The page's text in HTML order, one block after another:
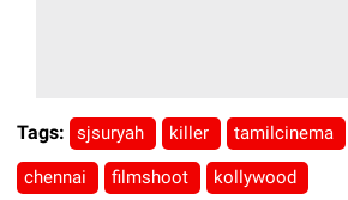
Tags: sjsuryah killer tamilcinema
chennai filmshoot kollywood